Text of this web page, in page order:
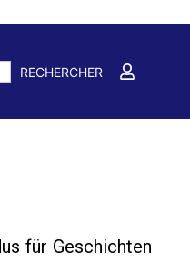
RECHERCHER
für Geschichten